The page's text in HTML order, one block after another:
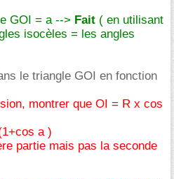
GOI = a --> Fait ( en utilisant
isocèles = les angles
le triangle GOI en fonction
montrer que OI = R x cos
a )
partie mais pas la seconde